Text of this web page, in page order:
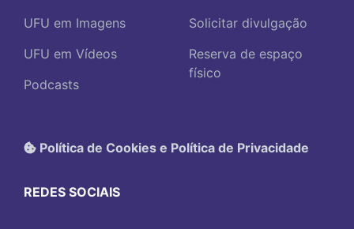
UFU em Imagens
UFU em Vídeos
Podcasts
Solicitar divulgação
Reserva de espaço
físico
Política de Cookies e Política de Privacidade
REDES SOCIAIS